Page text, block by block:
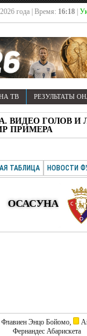
года | Время: 16:18
ТВ РЕЗУЛЬТАТЫ
ВИДЕО
ПРИМЕРА
ТАБЛИЦА НОВОСТИ
ОСАСУНА
Флавиен Энцо Бойомо,
Фернандес Абарискета